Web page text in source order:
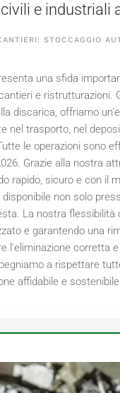
e industriali
STOCCAGGIO
una sfida
e ristrutturazioni.
discarica, offriamo
trasporto, nel
le operazioni sono
. Grazie alla nostra
rapido, sicuro e con il
non solo
La nostra
e garantendo una
l'eliminazione corretta
a rispettare
affidabile e